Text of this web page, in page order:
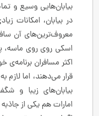
بیابان‌هایی وسیع و
در بیابان، امکانات
معروف‌ترین‌های آن
اسکی روی روی ماسه،
اکثر مسافران برنامه‌ی
قرار می‌دهند، اما لازم
بیابان‌های زیبا و
امارات هم یکی از